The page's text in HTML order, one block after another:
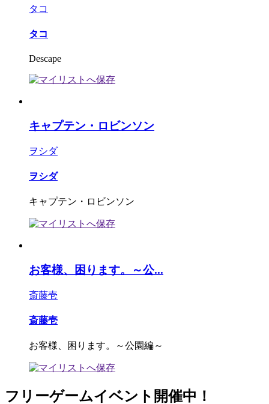
タコ
タコ
Descape
キャプテン・ロビンソン
ヲシダ
ヲシダ
キャプテン・ロビンソン
お客様、困ります。～公...
斎藤壱
斎藤壱
お客様、困ります。～公園編～
フリーゲームイベント開催中！